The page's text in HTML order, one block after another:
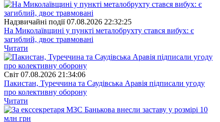
Надзвичайні події 07.08.2026 22:32:25
На Миколаївщині у пункті металобрухту стався вибух: є
загиблий, двоє травмовані
Читати
Свiт 07.08.2026 21:34:06
Пакистан, Туреччина та Саудівська Аравія підписали угоду
про колективну оборону
Читати